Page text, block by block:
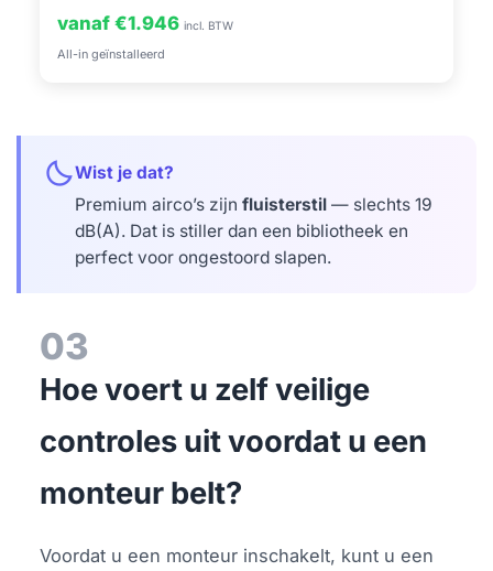
vanaf €1.946 incl. BTW
All-in geïnstalleerd
bedtimeWist je dat?
Premium airco’s zijnfluisterstil — slechts 19
dB(A). Dat is stiller dan een bibliotheek en
perfect voor ongestoord slapen.
03
Hoe voert u zelf veilige
controles uit voordat u een
monteur belt?
Voordat u een monteur inschakelt, kunt u een